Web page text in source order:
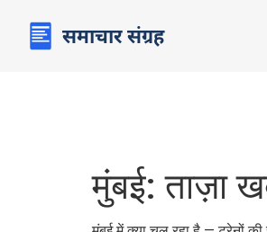
मुंबई: ताज़ा